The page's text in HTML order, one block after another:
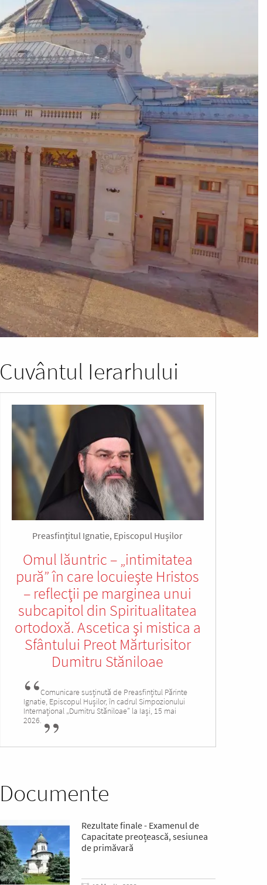
Cuvântul Ierarhului
Preasfințitul Ignatie, Episcopul Hușilor
Omul lăuntric – „intimitatea
pură” în care locuieşte Hristos
– reflecţii pe marginea unui
subcapitol din Spiritualitatea
ortodoxă. Ascetica şi mistica a
Sfântului Preot Mărturisitor
Dumitru Stăniloae
Comunicare susținută de Preasfințitul Părinte
Ignatie, Episcopul Hușilor, în cadrul Simpozionului
Internațional „Dumitru Stăniloae” la Iași, 15 mai
2026.
Documente
Rezultate finale - Examenul de
Capacitate preoțească, sesiunea
de primăvară